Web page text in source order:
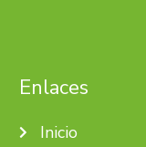
Enlaces
Inicio